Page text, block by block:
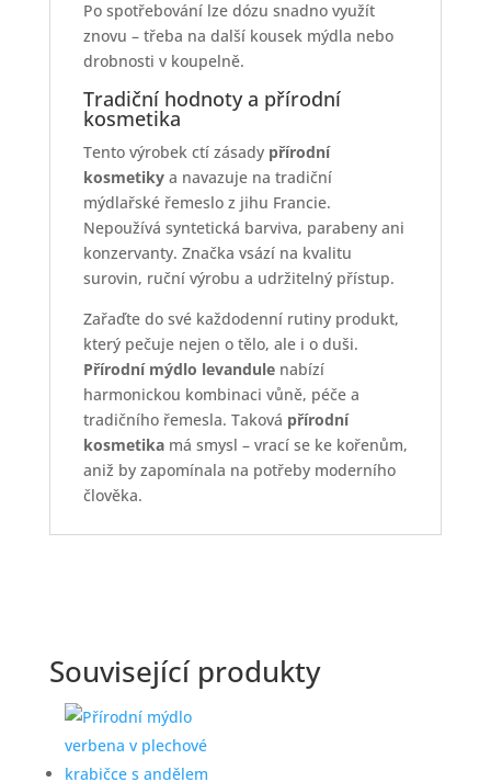
Po spotřebování lze dózu snadno využít
znovu – třeba na další kousek mýdla nebo
drobnosti v koupelně.
Tradiční hodnoty a přírodní
kosmetika
Tento výrobek ctí zásady přírodní
kosmetikya navazuje na tradiční
mýdlařské řemeslo z jihu Francie.
Nepoužívá syntetická barviva, parabeny ani
konzervanty. Značka vsází na kvalitu
surovin, ruční výrobu a udržitelný přístup.
Zařaďte do své každodenní rutiny produkt,
který pečuje nejen o tělo, ale i o duši.
Přírodní mýdlo levandulenabízí
harmonickou kombinaci vůně, péče a
tradičního řemesla. Taková přírodní
kosmetikamá smysl – vrací se ke kořenům,
aniž by zapomínala na potřeby moderního
člověka.
Související produkty